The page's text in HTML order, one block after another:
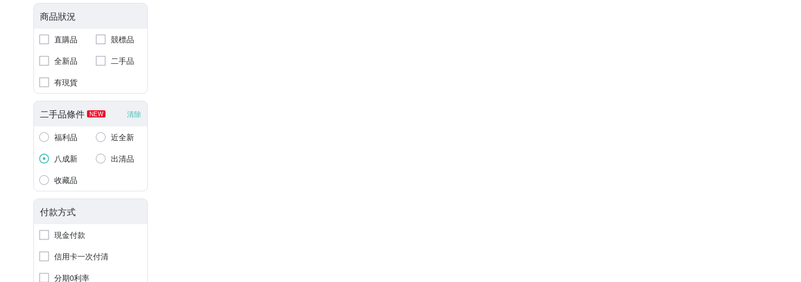
商品狀況
直購品
競標品
全新品
二手品
有現貨
二手品條件 NEW 清除
福利品
近全新
八成新
出清品
收藏品
付款方式
現金付款
信用卡一次付清
分期0利率